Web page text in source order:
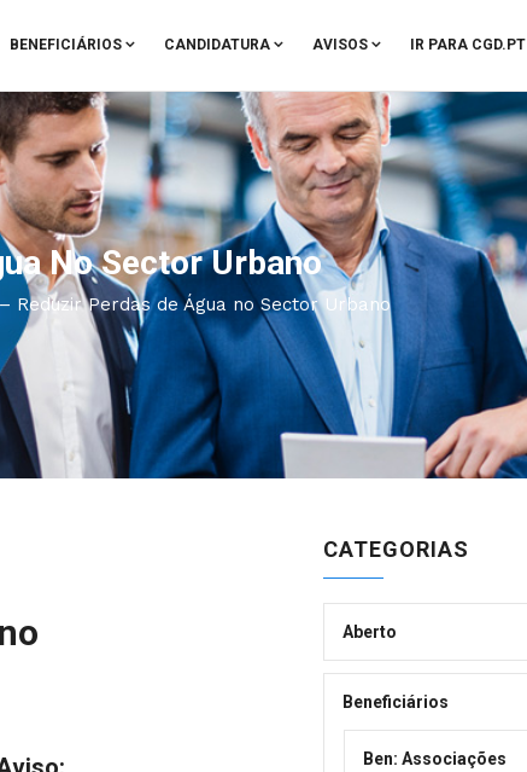
BENEFICIÁRIOS CANDIDATURA AVISOS IR PARA CGD.PT
No Sector Urbano
– Reduzir Perdas de Água no Sector Urbano
CATEGORIAS
Aberto
Beneficiários
Ben: Associações